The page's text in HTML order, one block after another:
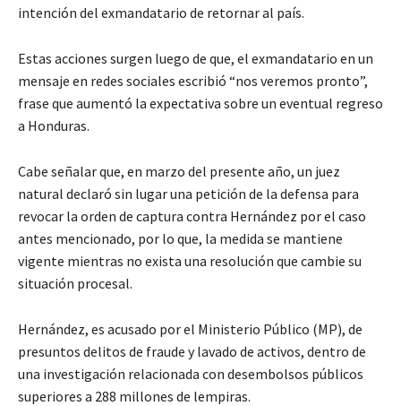
intención del exmandatario de retornar al país.
Estas acciones surgen luego de que, el exmandatario en un
mensaje en redes sociales escribió “nos veremos pronto”,
frase que aumentó la expectativa sobre un eventual regreso
a Honduras.
Cabe señalar que, en marzo del presente año, un juez
natural declaró sin lugar una petición de la defensa para
revocar la orden de captura contra Hernández por el caso
antes mencionado, por lo que, la medida se mantiene
vigente mientras no exista una resolución que cambie su
situación procesal.
Hernández, es acusado por el Ministerio Público (MP), de
presuntos delitos de fraude y lavado de activos, dentro de
una investigación relacionada con desembolsos públicos
superiores a 288 millones de lempiras.